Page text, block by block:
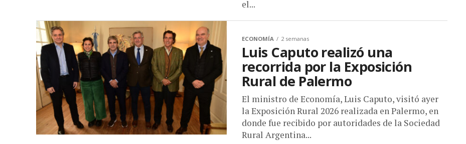
el...
ECONOMÍA 2 semanas
Luis Caputo realizó una
recorrida por la Exposición
Rural de Palermo
El ministro de Economía, Luis Caputo, visitó ayer
la Exposición Rural 2026 realizada en Palermo, en
donde fue recibido por autoridades de la Sociedad
Rural Argentina...